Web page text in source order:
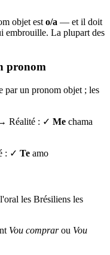
objet esto/a — et il doit
embrouille. La plupart des
pronom
par un pronom objet ; les
Réalité : ✓ Me chama
: ✓ Te amo
les Brésiliens les
Vou comprarou Vou